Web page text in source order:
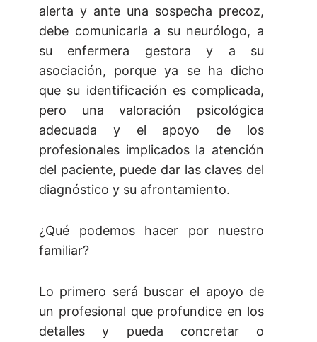
alerta y ante una sospecha precoz,
debe comunicarla a su neurólogo, a
su enfermera gestora y a su
asociación, porque ya se ha dicho
que su identificación es complicada,
pero una valoración psicológica
adecuada y el apoyo de los
profesionales implicados la atención
del paciente, puede dar las claves del
diagnóstico y su afrontamiento.
¿Qué podemos hacer por nuestro
familiar?
Lo primero será buscar el apoyo de
un profesional que profundice en los
detalles y pueda concretar o